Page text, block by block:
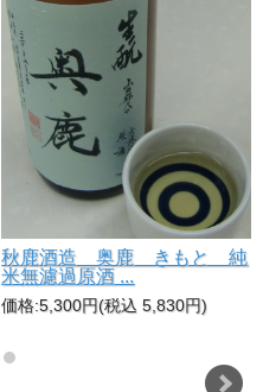
秋鹿酒造 奥鹿 きもと 純
米無濾過原酒 ...
価格:5,300円(税込 5,830円)